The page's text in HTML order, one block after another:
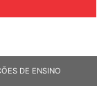
DE ENSINO